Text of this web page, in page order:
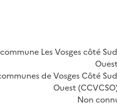
Les Vosges côté
Ouest
de Vosges Côté
Ouest
Non